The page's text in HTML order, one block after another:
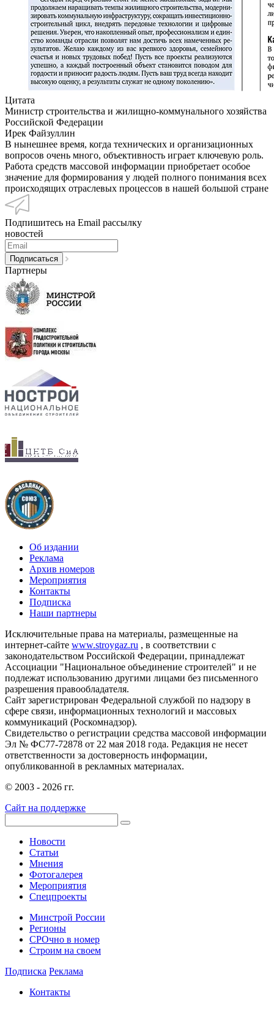
Цитата
Министр строительства и жилищно-коммунального хозяйства
Российской Федерации
Ирек Файзуллин
В нынешнее время, когда технических и организационных
вопросов очень много, объективность играет ключевую роль.
Работа средств массовой информации приобретает особое
значение для формирования у людей полного понимания всех
происходящих отраслевых процессов в нашей большой стране
Подпишитесь на Email рассылку
новостей
Партнеры
Об издании
Реклама
Архив номеров
Мероприятия
Контакты
Подписка
Наши партнеры
Исключительные права на материалы, размещенные на
интернет-сайте www.stroygaz.ru , в соответствии с
законодательством Российской Федерации, принадлежат
Ассоциации "Национальное объединение строителей" и не
подлежат использованию другими лицами без письменного
разрешения правообладателя.
Сайт зарегистрирован Федеральной службой по надзору в
сфере связи, информационных технологий и массовых
коммуникаций (Роскомнадзор).
Свидетельство о регистрации средства массовой информации
Эл № ФС77-72878 от 22 мая 2018 года. Редакция не несет
ответственности за достоверность информации,
опубликованной в рекламных материалах.
© 2003 - 2026 гг.
Сайт на поддержке
Новости
Статьи
Мнения
Фотогалерея
Мероприятия
Спецпроекты
Минстрой России
Регионы
СРОчно в номер
Строим на своем
Подписка Реклама
Контакты